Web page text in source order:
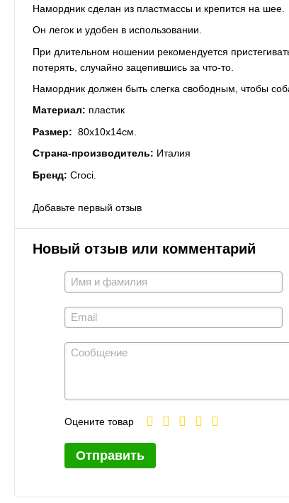
Намордник сделан из пластмассы и крепится на шее.
Он легок и удобен в использовании.
При длительном ношении рекомендуется
потерять, случайно зацепившись за что-то.
Намордник должен быть слегка свободным, чтобы
Материал: пластик
Размер: 80х10х14см.
Страна-производитель: Италия
Бренд: Croci.
Добавьте первый отзыв
Новый отзыв или комментарий
Оцените товар
Отправить